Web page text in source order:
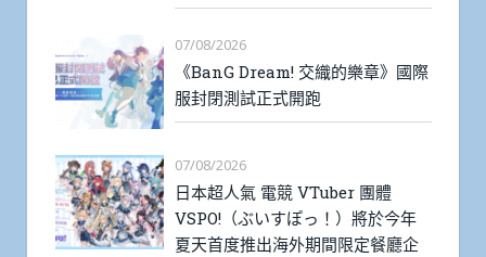
07/08/2026
《BanG Dream! 交織的樂章》國際
服封閉測試正式開跑
07/08/2026
日本超人氣 電競 VTuber 團體
VSPO!（ぶいすぽっ！）將於今年
夏天首度推出海外期間限定餐廳企